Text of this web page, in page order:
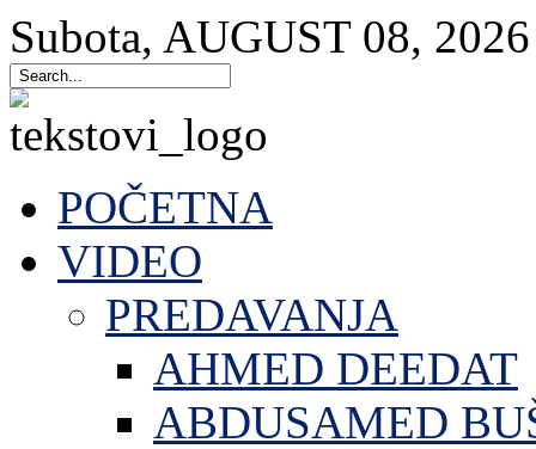
Subota, AUGUST 08, 2026
POČETNA
VIDEO
PREDAVANJA
AHMED DEEDAT
ABDUSAMED